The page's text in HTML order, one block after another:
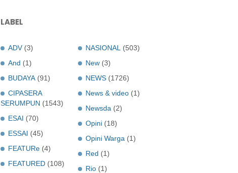
LABEL
ADV (3)
And (1)
BUDAYA (91)
CIPASERA
SERUMPUN (1543)
ESAI (70)
ESSAI (45)
FEATURe (4)
FEATURED (108)
NASIONAL
(503)
New (3)
NEWS (1726)
News & video (1)
Newsda (2)
Opini (18)
Opini Warga (1)
Red (1)
Rio (1)